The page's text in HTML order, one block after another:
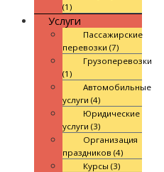
(1)
Услуги
Пассажирские
перевозки (7)
Грузоперевозки
(1)
Автомобильные
услуги (4)
Юридические
услуги (3)
Организация
праздников (4)
Курсы (3)